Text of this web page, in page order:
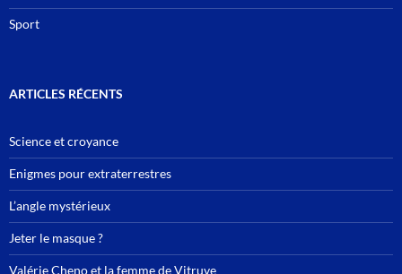
Sport
ARTICLES RÉCENTS
Science et croyance
Enigmes pour extraterrestres
L’angle mystérieux
Jeter le masque ?
Valérie Cheno et la femme de Vitruve